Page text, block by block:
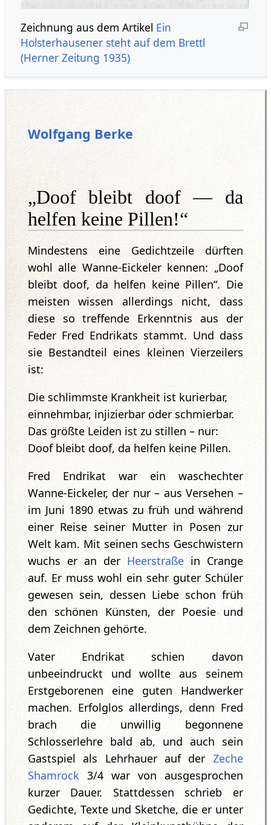
Zeichnung aus dem Artikel Ein
Holsterhausener steht auf dem Brettl
(Herner Zeitung 1935)
Wolfgang Berke
„Doof bleibt doof — da
helfen keine Pillen!“
Mindestens eine Gedichtzeile dürften
wohl alle Wanne-Eickeler kennen: „Doof
bleibt doof, da helfen keine Pillen“. Die
meisten wissen allerdings nicht, dass
diese so treffende Erkenntnis aus der
Feder Fred Endrikats stammt. Und dass
sie Bestandteil eines kleinen Vierzeilers
ist:
Die schlimmste Krankheit ist kurierbar,
einnehmbar, injizierbar oder schmierbar.
Das größte Leiden ist zu stillen – nur:
Doof bleibt doof, da helfen keine Pillen.
Fred Endrikat war ein waschechter
Wanne-Eickeler, der nur – aus Versehen –
im Juni 1890 etwas zu früh und während
einer Reise seiner Mutter in Posen zur
Welt kam. Mit seinen sechs Geschwistern
wuchs er an der Heerstraßein Crange
auf. Er muss wohl ein sehr guter Schüler
gewesen sein, dessen Liebe schon früh
den schönen Künsten, der Poesie und
dem Zeichnen gehörte.
Vater Endrikat schien davon
unbeeindruckt und wollte aus seinem
Erstgeborenen eine guten Handwerker
machen. Erfolglos allerdings, denn Fred
brach die unwillig begonnene
Schlosserlehre bald ab, und auch sein
Gastspiel als Lehrhauer auf der Zeche
Shamrock 3/4 war von ausgesprochen
kurzer Dauer. Stattdessen schrieb er
Gedichte, Texte und Sketche, die er unter